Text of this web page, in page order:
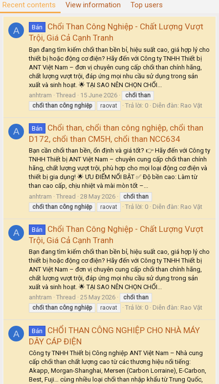
Recent contents View information Top users
A Bán
Chổi Than Công Nghiệp - Chất Lượng Vượt
Trội, Giá Cả Cạnh Tranh
Bạn đang tìm kiếm chổi than bền bỉ, hiệu suất cao, giá hợp lý cho
thiết bị hoặc động cơ điện? Hãy đến với Công ty TNHH Thiết bị
ANT Việt Nam – đơn vị chuyên cung cấp chổi than chính hãng,
chất lượng vượt trội, đáp ứng mọi nhu cầu sử dụng trong sản
xuất và sinh hoạt. 🌟 TẠI SAO NÊN CHỌN CHỔI...
anhtram
Thread 15 June 2026 chổi than
chổi than công nghiệp raovat Trả lời: 0 Diễn đàn: Rao Vặt
A Bán
Chổi than, chổi than công nghiệp, chổi than
D172, chổi than CM5H, chổi than NCC634
Bạn cần chổi than bền, ổn định và giá tốt? 👉 Hãy đến với Công ty
TNHH Thiết bị ANT Việt Nam – chuyên cung cấp chổi than chính
hãng, chất lượng vượt trội, phù hợp cho mọi loại động cơ điện và
thiết bị gia dụng! 🌟 ƯU ĐIỂM NỔI BẬT ✅ Độ bền cao: Làm từ
than cao cấp, chịu nhiệt và mài mòn tốt –...
anhtram
Thread 28 May 2026 chổi than
chổi than công nghiệp raovat Trả lời: 0 Diễn đàn: Rao Vặt
A Bán
Chổi Than Công Nghiệp - Chất Lượng Vượt
Trội, Giá Cả Cạnh Tranh
Bạn đang tìm kiếm chổi than bền bỉ, hiệu suất cao, giá hợp lý cho
thiết bị hoặc động cơ điện? Hãy đến với Công ty TNHH Thiết bị
ANT Việt Nam – đơn vị chuyên cung cấp chổi than chính hãng,
chất lượng vượt trội, đáp ứng mọi nhu cầu sử dụng trong sản
xuất và sinh hoạt. 🌟 TẠI SAO NÊN CHỌN CHỔI...
anhtram
Thread 25 May 2026 chổi than
chổi than công nghiệp raovat Trả lời: 0 Diễn đàn: Rao Vặt
A Bán
CHỔI THAN CÔNG NGHIỆP CHO NHÀ MÁY
DÂY CÁP ĐIỆN
Công ty TNHH Thiết bị Công nghiệp ANT Việt Nam – Nhà cung
cấp chổi than chất lượng cao từ các thương hiệu nổi tiếng:
Akapp, Morgan-Shanghai, Mersen (Carbon Lorraine), E-Carbon,
Best, Fuji… cùng nhiều loại chổi than nhập khẩu từ Trung Quốc,